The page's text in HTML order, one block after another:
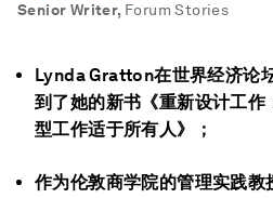
Senior Writer, Forum Stories
Lynda Gratton在世界经济论
到了她的新书《重新设计工
型工作适于所有人》；
作为伦敦商学院的管理实践